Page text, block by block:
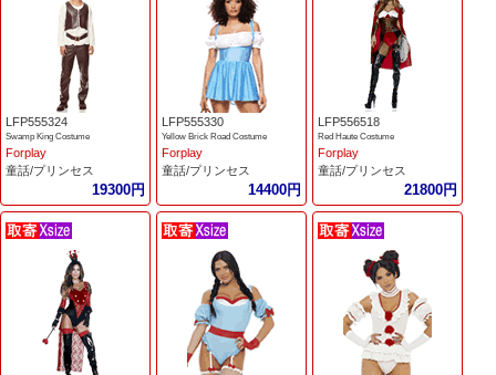
LFP555324
Swamp King Costume
Forplay
童話/プリンセス
19300円
LFP555330
Yellow Brick Road Costume
Forplay
童話/プリンセス
14400円
LFP556518
Red Haute Costume
Forplay
童話/プリンセス
21800円